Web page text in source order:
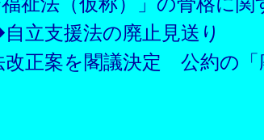
立支援法の廃止見送り
正案を閣議決定 公約の「